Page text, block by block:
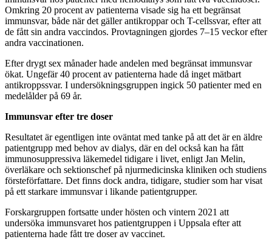
Omkring 20 procent av patienterna visade sig ha ett begränsat
immunsvar, både när det gäller antikroppar och T-cellssvar, efter att
de fått sin andra vaccindos. Provtagningen gjordes 7–15 veckor efter
andra vaccinationen.
Efter drygt sex månader hade andelen med begränsat immunsvar
ökat. Ungefär 40 procent av patienterna hade då inget mätbart
antikroppssvar. I undersökningsgruppen ingick 50 patienter med en
medelålder på 69 år.
Immunsvar efter tre doser
Resultatet är egentligen inte oväntat med tanke på att det är en äldre
patientgrupp med behov av dialys, där en del också kan ha fått
immunosuppressiva läkemedel tidigare i livet, enligt Jan Melin,
överläkare och sektionschef på njurmedicinska kliniken och studiens
försteförfattare. Det finns dock andra, tidigare, studier som har visat
på ett starkare immunsvar i likande patientgrupper.
Forskargruppen fortsatte under hösten och vintern 2021 att
undersöka immunsvaret hos patientgruppen i Uppsala efter att
patienterna hade fått tre doser av vaccinet.